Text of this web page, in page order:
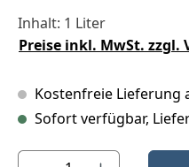
Inhalt: 1 Liter
Preise inkl. MwSt. zzgl.
Kostenfreie Lieferung
Sofort verfügbar,
Produkt Anzahl: Gib den